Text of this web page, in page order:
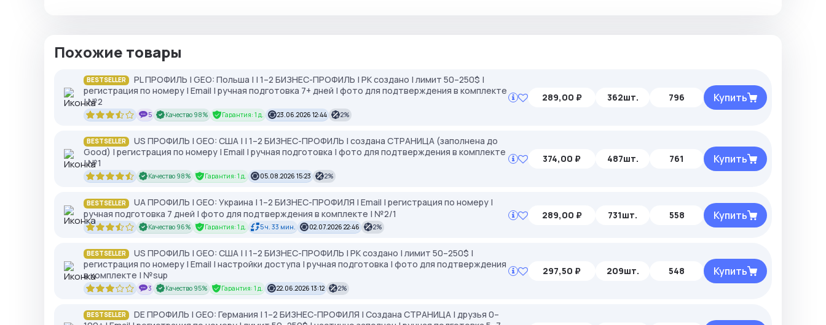
Похожие товары
BESTSELLER
PL ПРОФИЛЬ | GEO: Польша | | 1–2 БИЗНЕС-ПРОФИЛЬ | РК создано | лимит 50–250$ |
регистрация по номеру | Email | ручная подготовка 7+ дней | фото для подтверждения в комплекте
| №2
5 Качество 98% Гарантия: 1 д. 23.06.2026 12:44 2%
289,00 ₽ 362шт. 796 Купить
BESTSELLER
US ПРОФИЛЬ | GEO: США | | 1–2 БИЗНЕС-ПРОФИЛЬ | создана СТРАНИЦА (заполнена до
Good) | регистрация по номеру | Email | ручная подготовка | фото для подтверждения в комплекте
| №1
Качество 98% Гарантия: 1 д. 05.08.2026 15:23 2%
374,00 ₽ 487шт. 761 Купить
BESTSELLER
UA ПРОФИЛЬ | GEO: Украина | 1–2 БИЗНЕС-ПРОФИЛЯ | Email | регистрация по номеру |
ручная подготовка 7 дней | фото для подтверждения в комплекте | №2/1
Качество 96% Гарантия: 1 д. 5 ч. 33 мин. 02.07.2026 22:46 2%
289,00 ₽ 731шт. 558 Купить
BESTSELLER
US ПРОФИЛЬ | GEO: США | | 1–2 БИЗНЕС-ПРОФИЛЬ | РК создано | лимит 50–250$ |
регистрация по номеру | Email | настройки доступа | ручная подготовка | фото для подтверждения
в комплекте | №sup
3 Качество 95% Гарантия: 1 д. 22.06.2026 13:12 2%
297,50 ₽ 209шт. 548 Купить
BESTSELLER
DE ПРОФИЛЬ | GEO: Германия | 1–2 БИЗНЕС-ПРОФИЛЯ | Создана СТРАНИЦА | друзья 0–